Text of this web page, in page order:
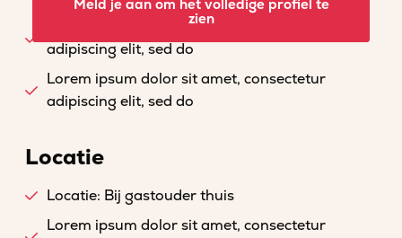
Lorem ipsum dolor sit amet, consectetur
adipiscing elit, sed do
Lorem ipsum dolor sit amet, consectetur
adipiscing elit, sed do
Meld je aan om het volledige profiel te
zien
Locatie
Locatie: Bij gastouder thuis
Lorem ipsum dolor sit amet, consectetur